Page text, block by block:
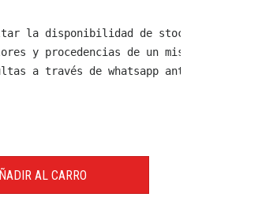
la disponibilidad de stock y
y procedencias de un mismo producto.
a través de whatsapp antes de